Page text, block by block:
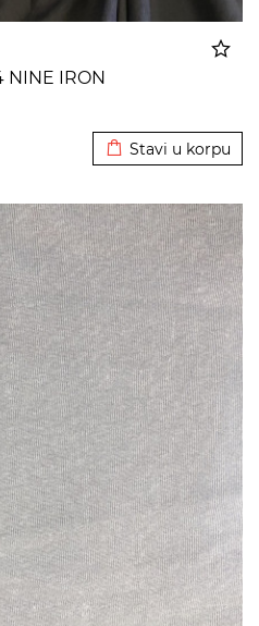
NINE IRON
Stavi u korpu